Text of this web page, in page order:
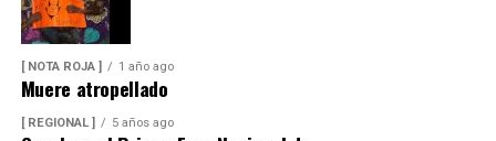
[ NOTA ROJA ] 1 año ago
Muere atropellado
[ REGIONAL ] 5 años ago